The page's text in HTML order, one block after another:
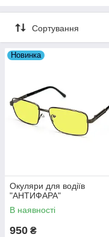
Сортування
Новинка
Окуляри для водіїв
"АНТИФАРА"
В наявності
950 ₴